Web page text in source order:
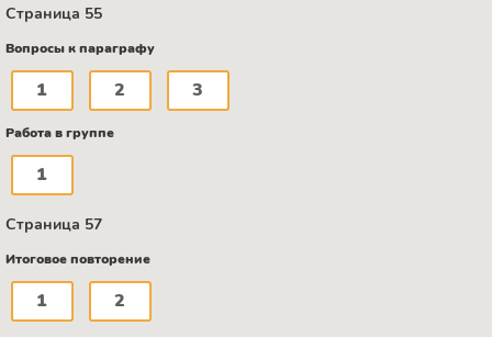
Страница 55
Вопросы к параграфу
1 2 3
Работа в группе
1
Страница 57
Итоговое повторение
1 2